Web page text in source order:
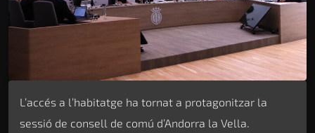
L’accés a l’habitatge ha tornat a protagonitzar la
sessió de consell de comú d’Andorra la Vella.